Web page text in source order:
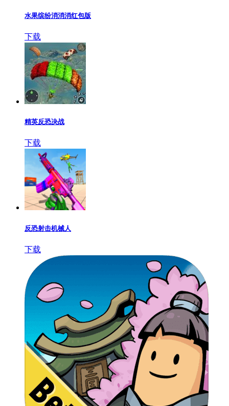
水果缤纷消消消红包版
下载
精英反恐决战
下载
反恐射击机械人
下载